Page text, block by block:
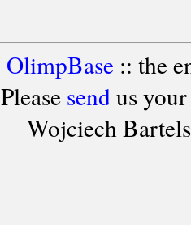
OlimpBase:: the
Please sendus your
Wojciech